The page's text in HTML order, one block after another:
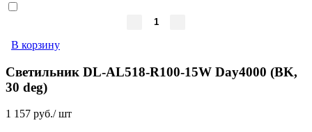
В корзину
Светильник DL-AL518-R100-15W Day4000 (BK,
30 deg)
1 157 руб./ шт